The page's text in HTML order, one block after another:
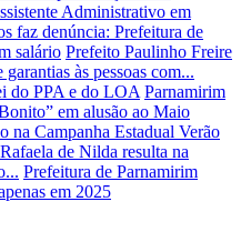
Administrativo em
faz denúncia: Prefeitura de
salário Prefeito Paulinho Freire
às pessoas com...
do PPA e do LOA Parnamirim
em alusão ao Maio
na Campanha Estadual Verão
de Nilda resulta na
Prefeitura de Parnamirim
em 2025